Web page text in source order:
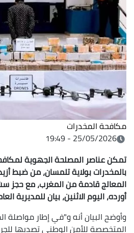
مكافحة المخدرات
25/05/2026 - 19:49
تمكن عناصر المصلحة الجهوية لمكافحة
بالمخدرات بولاية تلمسان، من ضبط
المعالج قادمة من المغرب، مع حجز
أورده، اليوم الاثنين، بيان للمديرية
وأوضح البيان أنه و"في إطار مواصلة
المتخصصة للأمن الوطني تصديها